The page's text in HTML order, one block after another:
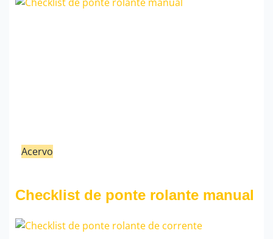
Acervo
Checklist de ponte rolante manual